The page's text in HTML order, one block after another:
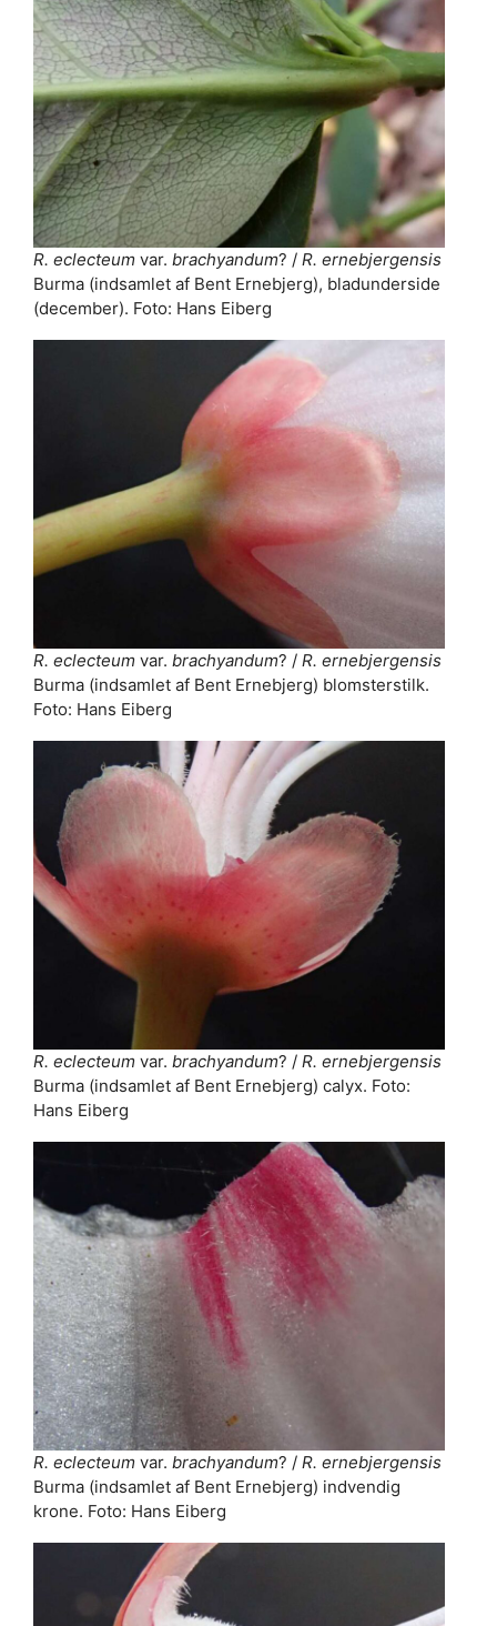
R. eclecteum var. brachyandum? / R. ernebjergensis
Burma (indsamlet af Bent Ernebjerg), bladunderside
(december). Foto: Hans Eiberg
R. eclecteum var. brachyandum? / R. ernebjergensis
Burma (indsamlet af Bent Ernebjerg) blomsterstilk.
Foto: Hans Eiberg
R. eclecteum var. brachyandum? / R. ernebjergensis
Burma (indsamlet af Bent Ernebjerg) calyx. Foto:
Hans Eiberg
R. eclecteum var. brachyandum? / R. ernebjergensis
Burma (indsamlet af Bent Ernebjerg) indvendig
krone. Foto: Hans Eiberg